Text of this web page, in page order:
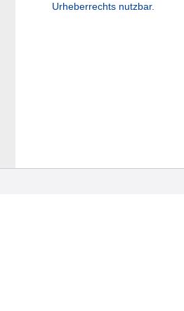
Urheberrechts nutzbar.